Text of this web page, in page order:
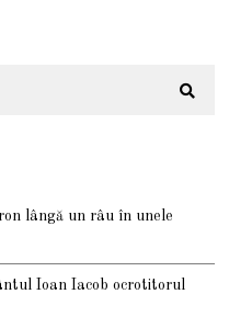
lângă un râu în unele
Ioan Iacob ocrotitorul